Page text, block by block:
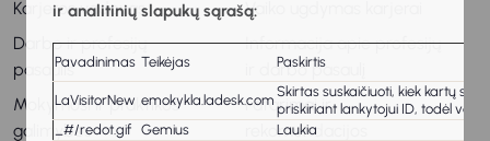
ir analitinių slapukų sąrašą:
Pavadinimas Teikėjas Paskirtis
LaVisitorNew emokykla.ladesk.com
Skirtas suskaičiuoti, kiek kartų
priskiriant lankytojui ID, todėl
_#/redot.gif Gemius
Laukia
Karjeros vadovas
Darbo ir profesijų
pasaulis
Mokymosi ir praktikos
galimybės
Vaiko ugdymas karjerai
Informacija apie profesijų
ir darbo pasaulį
Patarimai ir
rekomendacijos